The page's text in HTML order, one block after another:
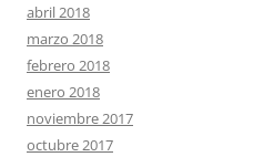
abril 2018
marzo 2018
febrero 2018
enero 2018
noviembre 2017
octubre 2017